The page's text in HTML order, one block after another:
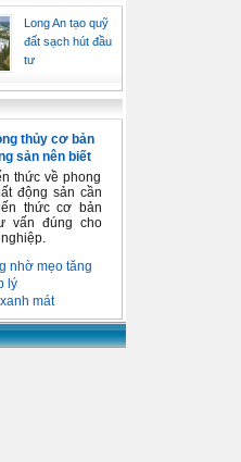
Long An tạo quỹ
đất sạch hút đầu
tư
thủy cơ bản
sản nên biết
thức về phong
động sản cần
thức cơ bản
vấn đúng cho
nhờ mẹo tăng
lý
mát